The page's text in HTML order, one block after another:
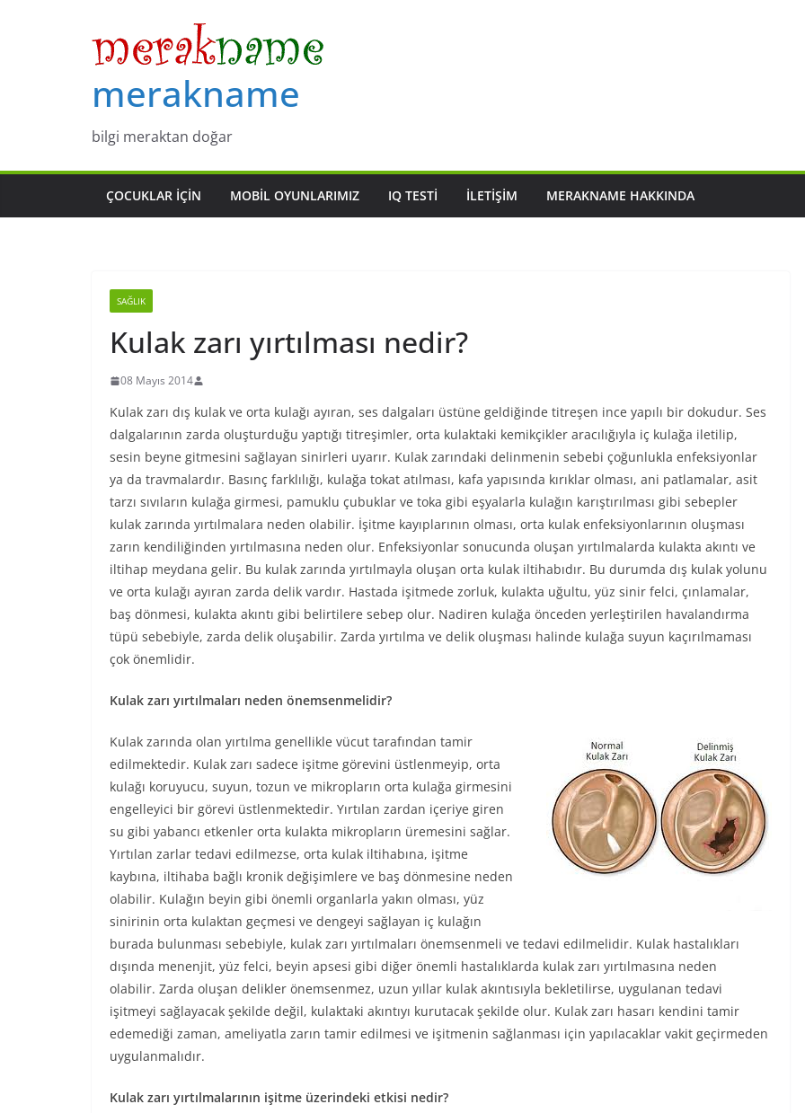
merakname
bilgi meraktan doğar
ÇOCUKLAR IÇIN MOBIL OYUNLARIMIZ IQ TESTI İLETIŞIM MERAKNAME HAKKINDA
SAĞLIK
Kulak zarı yırtılması nedir?
08 Mayıs 2014
Kulak zarı dış kulak ve orta kulağı ayıran, ses dalgaları üstüne geldiğinde titreşen ince yapılı bir dokudur. Ses
dalgalarının zarda oluşturduğu yaptığı titreşimler, orta kulaktaki kemikçikler aracılığıyla iç kulağa iletilip,
sesin beyne gitmesini sağlayan sinirleri uyarır. Kulak zarındaki delinmenin sebebi çoğunlukla enfeksiyonlar
ya da travmalardır. Basınç farklılığı, kulağa tokat atılması, kafa yapısında kırıklar olması, ani patlamalar, asit
tarzı sıvıların kulağa girmesi, pamuklu çubuklar ve toka gibi eşyalarla kulağın karıştırılması gibi sebepler
kulak zarında yırtılmalara neden olabilir. İşitme kayıplarının olması, orta kulak enfeksiyonlarının oluşması
zarın kendiliğinden yırtılmasına neden olur. Enfeksiyonlar sonucunda oluşan yırtılmalarda kulakta akıntı ve
iltihap meydana gelir. Bu kulak zarında yırtılmayla oluşan orta kulak iltihabıdır. Bu durumda dış kulak yolunu
ve orta kulağı ayıran zarda delik vardır. Hastada işitmede zorluk, kulakta uğultu, yüz sinir felci, çınlamalar,
baş dönmesi, kulakta akıntı gibi belirtilere sebep olur. Nadiren kulağa önceden yerleştirilen havalandırma
tüpü sebebiyle, zarda delik oluşabilir. Zarda yırtılma ve delik oluşması halinde kulağa suyun kaçırılmaması
çok önemlidir.
Kulak zarı yırtılmaları neden önemsenmelidir?
Kulak zarında olan yırtılma genellikle vücut tarafından tamir
edilmektedir. Kulak zarı sadece işitme görevini üstlenmeyip, orta
kulağı koruyucu, suyun, tozun ve mikropların orta kulağa girmesini
engelleyici bir görevi üstlenmektedir. Yırtılan zardan içeriye giren
su gibi yabancı etkenler orta kulakta mikropların üremesini sağlar.
Yırtılan zarlar tedavi edilmezse, orta kulak iltihabına, işitme
kaybına, iltihaba bağlı kronik değişimlere ve baş dönmesine neden
olabilir. Kulağın beyin gibi önemli organlarla yakın olması, yüz
sinirinin orta kulaktan geçmesi ve dengeyi sağlayan iç kulağın
burada bulunması sebebiyle, kulak zarı yırtılmaları önemsenmeli ve tedavi edilmelidir. Kulak hastalıkları
dışında menenjit, yüz felci, beyin apsesi gibi diğer önemli hastalıklarda kulak zarı yırtılmasına neden
olabilir. Zarda oluşan delikler önemsenmez, uzun yıllar kulak akıntısıyla bekletilirse, uygulanan tedavi
işitmeyi sağlayacak şekilde değil, kulaktaki akıntıyı kurutacak şekilde olur. Kulak zarı hasarı kendini tamir
edemediği zaman, ameliyatla zarın tamir edilmesi ve işitmenin sağlanması için yapılacaklar vakit geçirmeden
uygulanmalıdır.
Kulak zarı yırtılmalarının işitme üzerindeki etkisi nedir?